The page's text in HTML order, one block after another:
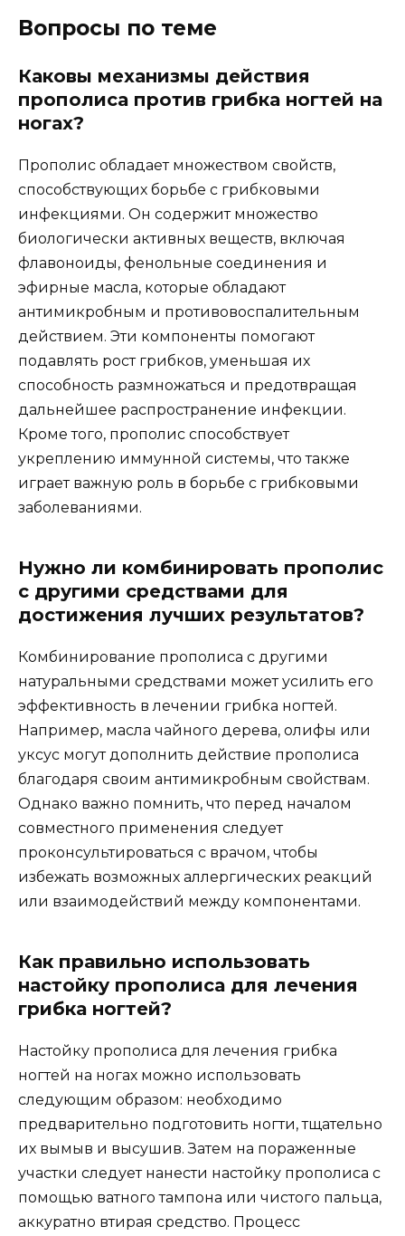
Вопросы по теме
Каковы механизмы действия
прополиса против грибка ногтей на
ногах?
Прополис обладает множеством свойств,
способствующих борьбе с грибковыми
инфекциями. Он содержит множество
биологически активных веществ, включая
флавоноиды, фенольные соединения и
эфирные масла, которые обладают
антимикробным и противовоспалительным
действием. Эти компоненты помогают
подавлять рост грибков, уменьшая их
способность размножаться и предотвращая
дальнейшее распространение инфекции.
Кроме того, прополис способствует
укреплению иммунной системы, что также
играет важную роль в борьбе с грибковыми
заболеваниями.
Нужно ли комбинировать прополис
с другими средствами для
достижения лучших результатов?
Комбинирование прополиса с другими
натуральными средствами может усилить его
эффективность в лечении грибка ногтей.
Например, масла чайного дерева, олифы или
уксус могут дополнить действие прополиса
благодаря своим антимикробным свойствам.
Однако важно помнить, что перед началом
совместного применения следует
проконсультироваться с врачом, чтобы
избежать возможных аллергических реакций
или взаимодействий между компонентами.
Как правильно использовать
настойку прополиса для лечения
грибка ногтей?
Настойку прополиса для лечения грибка
ногтей на ногах можно использовать
следующим образом: необходимо
предварительно подготовить ногти, тщательно
их вымыв и высушив. Затем на пораженные
участки следует нанести настойку прополиса с
помощью ватного тампона или чистого пальца,
аккуратно втирая средство. Процесс